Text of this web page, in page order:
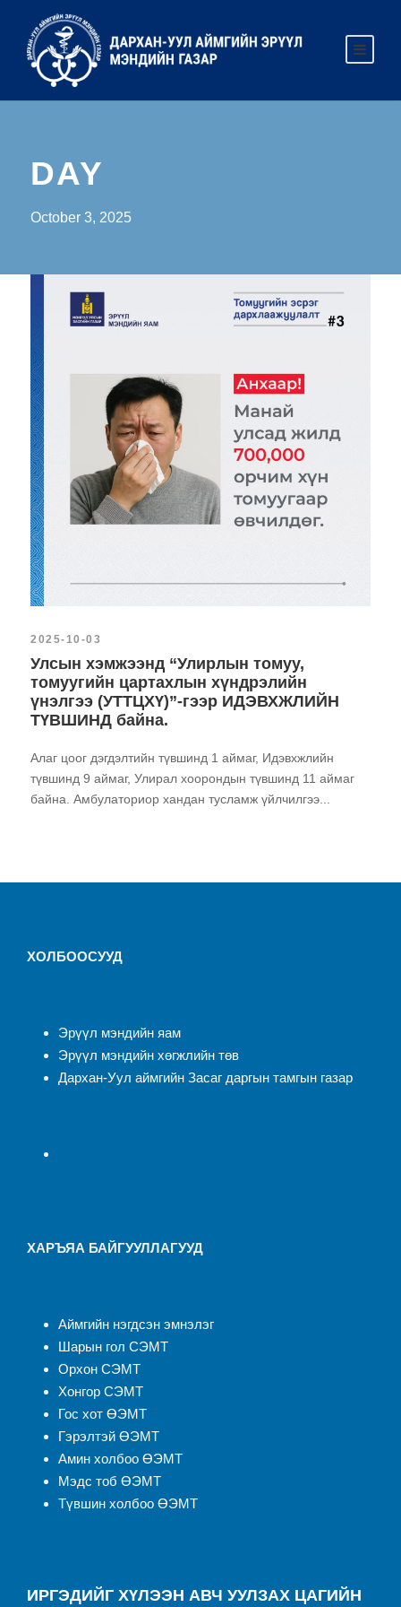
DAY
October 3, 2025
2025-10-03
Улсын хэмжээнд “Улирлын томуу,
томуугийн цартахлын хүндрэлийн
үнэлгээ (УТТЦХҮ)”-гээр ИДЭВХЖЛИЙН
ТҮВШИНД байна.
Алаг цоог дэгдэлтийн түвшинд 1 аймаг, Идэвхжлийн
түвшинд 9 аймаг, Улирал хоорондын түвшинд 11 аймаг
байна. Амбулаториор хандан тусламж үйлчилгээ...
ХОЛБООСУУД
Эрүүл мэндийн яам
Эрүүл мэндийн хөгжлийн төв
Дархан-Уул аймгийн Засаг даргын тамгын газар
ХАРЪЯА БАЙГУУЛЛАГУУД
Аймгийн нэгдсэн эмнэлэг
Шарын гол СЭМТ
Орхон СЭМТ
Хонгор СЭМТ
Гос хот ӨЭМТ
Гэрэлтэй ӨЭМТ
Амин холбоо ӨЭМТ
Мэдс тоб ӨЭМТ
Түвшин холбоо ӨЭМТ
ИРГЭДИЙГ ХҮЛЭЭН АВЧ УУЛЗАХ ЦАГИЙН